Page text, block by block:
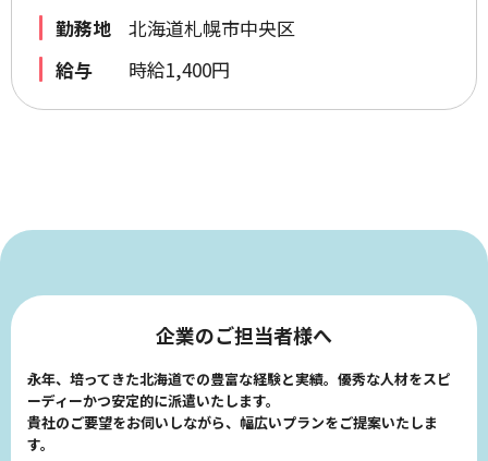
勤務地
北海道札幌市中央区
給与
時給1,400円
企業のご担当者様へ
永年、培ってきた北海道での豊富な経験と実績。優秀な人材をスピ
ーディーかつ安定的に派遣いたします。
貴社のご要望をお伺いしながら、幅広いプランをご提案いたしま
す。